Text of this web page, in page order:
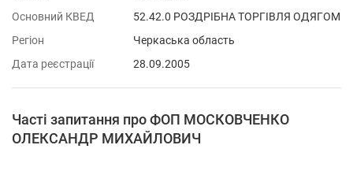
Основний КВЕД
52.42.0 РОЗДРІБНА ТОРГІВЛЯ ОДЯГОМ
Регіон
Черкаська область
Дата реєстрації
28.09.2005
Часті запитання про ФОП МОСКОВЧЕНКО
ОЛЕКСАНДР МИХАЙЛОВИЧ